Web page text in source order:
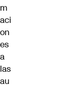
m
aci
on
es
a
las
au